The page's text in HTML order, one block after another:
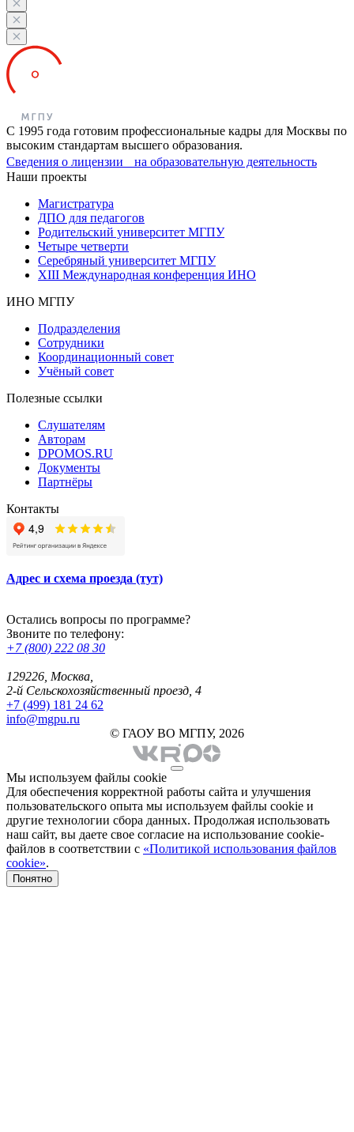
С 1995 года готовим профессиональные кадры для Москвы по
высоким стандартам высшего образования.
Сведения о лицензии на образовательную деятельность
Наши проекты
Магистратура
ДПО для педагогов
Родительский университет МГПУ
Четыре четверти
Серебряный университет МГПУ
XIII Международная конференция ИНО
ИНО МГПУ
Подразделения
Сотрудники
Координационный совет
Учёный совет
Полезные ссылки
Слушателям
Авторам
DPOMOS.RU
Документы
Партнёры
Контакты
Адрес и схема проезда (тут)
Остались вопросы по программе?
Звоните по телефону:
+7 (800) 222 08 30
129226, Москва,
2-й Сельскохозяйственный проезд, 4
+7 (499) 181 24 62
info@mgpu.ru
© ГАОУ ВО МГПУ, 2026
Мы используем файлы cookie
Для обеспечения корректной работы сайта и улучшения
пользовательского опыта мы используем файлы cookie и
другие технологии сбора данных. Продолжая использовать
наш сайт, вы даете свое согласие на использование cookie-
файлов в соответствии с «Политикой использования файлов
cookie».
Понятно